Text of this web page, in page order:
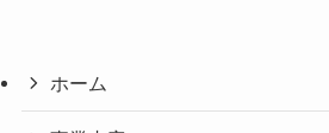
ホーム